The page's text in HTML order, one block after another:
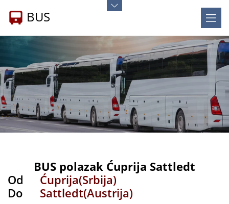
BUS
BUS polazak Ćuprija Sattledt
Od
Do
Ćuprija(Srbija)
Sattledt(Austrija)